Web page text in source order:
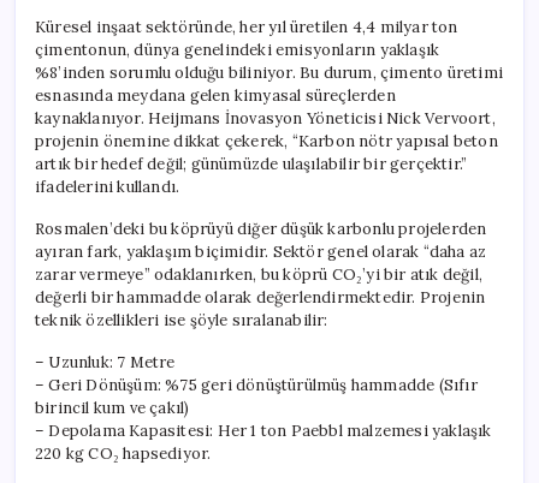
Küresel inşaat sektöründe, her yıl üretilen 4,4 milyar ton
çimentonun, dünya genelindeki emisyonların yaklaşık
%8’inden sorumlu olduğu biliniyor. Bu durum, çimento üretimi
esnasında meydana gelen kimyasal süreçlerden
kaynaklanıyor. Heijmans İnovasyon Yöneticisi Nick Vervoort,
projenin önemine dikkat çekerek, “Karbon nötr yapısal beton
artık bir hedef değil; günümüzde ulaşılabilir bir gerçektir.”
ifadelerini kullandı.
Rosmalen’deki bu köprüyü diğer düşük karbonlu projelerden
ayıran fark, yaklaşım biçimidir. Sektör genel olarak “daha az
zarar vermeye” odaklanırken, bu köprü CO₂’yi bir atık değil,
değerli bir hammadde olarak değerlendirmektedir. Projenin
teknik özellikleri ise şöyle sıralanabilir:
– Uzunluk: 7 Metre
– Geri Dönüşüm: %75 geri dönüştürülmüş hammadde (Sıfır
birincil kum ve çakıl)
– Depolama Kapasitesi: Her 1 ton Paebbl malzemesi yaklaşık
220 kg CO₂ hapsediyor.